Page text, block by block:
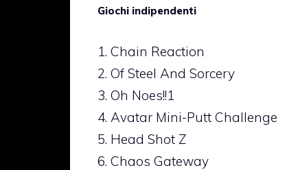
Giochi indipendenti
1. Chain Reaction
2. Of Steel And Sorcery
3. Oh Noes!!1
4. Avatar Mini-Putt Challenge
5. Head Shot Z
6. Chaos Gateway